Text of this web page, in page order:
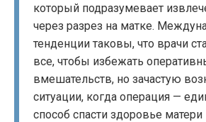
который подразумевает
через разрез на матке.
тенденции таковы, что врачи
все, чтобы избежать
вмешательств, но зачастую
ситуации, когда операция —
способ спасти здоровье матери